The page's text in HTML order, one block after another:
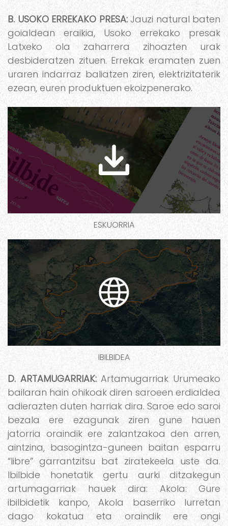
B. USOKO ERREKAKO PRESA:Jauzi natural baten
goialdean eraikia, Usoko errekako presak
Latxeko ola zaharrera zihoazten urak
desbideratzen zituen. Errekak eramaten zuen
uraren indarraz baliatzen ziren, elektrizitaterik
ezean, euren produktuen ekoizpenerako.
ESKUORRIA
IBILBIDEA
D. ARTAMUGARRIAK:Artamugarriak Urumeako
bailaran hain ohikoak diren saroeen erdialdea
adierazten duten harriak dira. Saroe edo saroi
bezala ere ezagunak ziren gune hauen
jatorria oraindik ere zalantzakoa den arren,
aintzina, basogintza-guneen baitan esparru
“libre” garrantzitsu bat ziratekeela uste da.
Ibilbide honetatik gertu aurki ditzakegun
artumagarriak hauek dira: Akola: Gure
ibilbidetik kanpo, Akola baserriko lurretan
dago kokatua eta oraindik ere ongi